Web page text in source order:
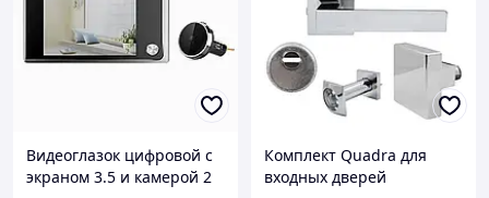
Видеоглазок цифровой с
экраном 3.5 и камерой 2
Комплект Quadra для
входных дверей